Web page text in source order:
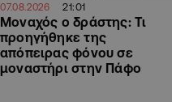
07.08.2026 21:01
Μοναχός ο δράστης: Τι
προηγήθηκε της
απόπειρας φόνου σε
μοναστήρι στην Πάφο